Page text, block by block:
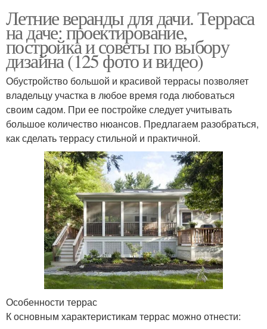
Летние веранды для дачи. Терраса
на даче: проектирование,
постройка и советы по выбору
дизайна (125 фото и видео)
Обустройство большой и красивой террасы позволяет
владельцу участка в любое время года любоваться
своим садом. При ее постройке следует учитывать
большое количество нюансов. Предлагаем разобраться,
как сделать террасу стильной и практичной.
Особенности террас
К основным характеристикам террас можно отнести: